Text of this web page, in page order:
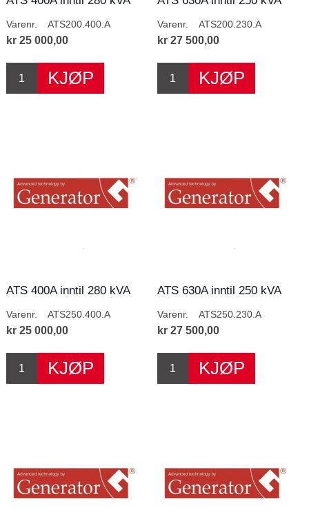
Varenr. ATS200.400.A
kr 25 000,00
Varenr. ATS200.230.A
kr 27 500,00
ATS 400A inntil 280 kVA
Varenr. ATS250.400.A
kr 25 000,00
ATS 630A inntil 250 kVA
Varenr. ATS250.230.A
kr 27 500,00